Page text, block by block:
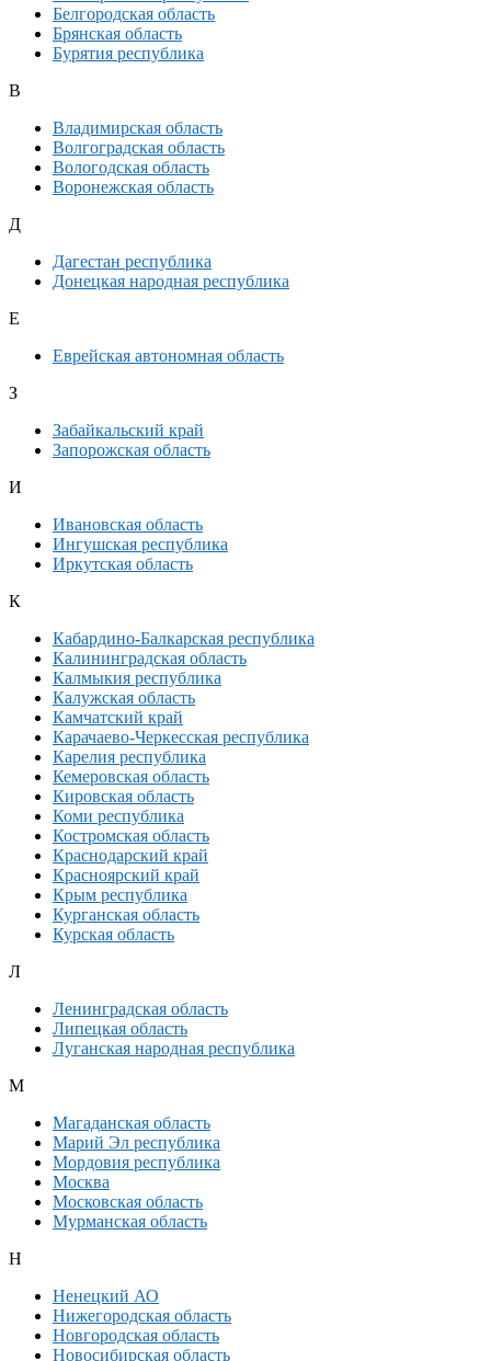
Белгородская область
Брянская область
Бурятия республика
В
Владимирская область
Волгоградская область
Вологодская область
Воронежская область
Д
Дагестан республика
Донецкая народная республика
Е
Еврейская автономная область
З
Забайкальский край
Запорожская область
И
Ивановская область
Ингушская республика
Иркутская область
К
Кабардино-Балкарская республика
Калининградская область
Калмыкия республика
Калужская область
Камчатский край
Карачаево-Черкесская республика
Карелия республика
Кемеровская область
Кировская область
Коми республика
Костромская область
Краснодарский край
Красноярский край
Крым республика
Курганская область
Курская область
Л
Ленинградская область
Липецкая область
Луганская народная республика
М
Магаданская область
Марий Эл республика
Мордовия республика
Москва
Московская область
Мурманская область
Н
Ненецкий АО
Нижегородская область
Новгородская область
Новосибирская область